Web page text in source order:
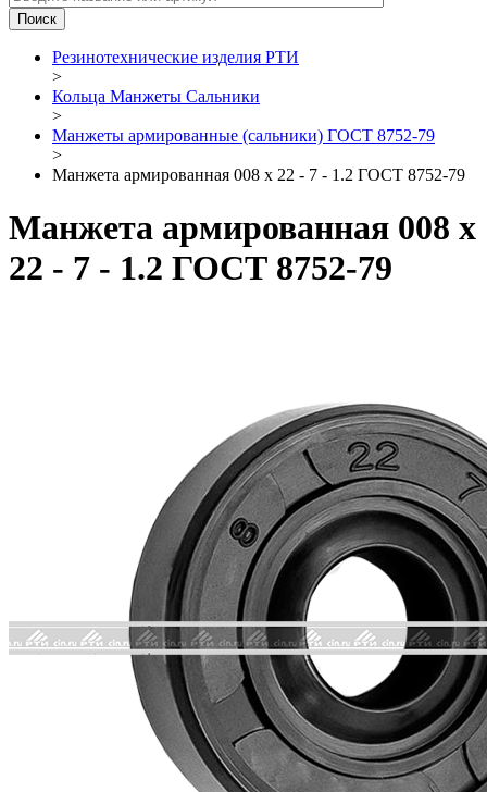
Резинотехнические изделия РТИ
>
Кольца Манжеты Сальники
>
Манжеты армированные (сальники) ГОСТ 8752-79
>
Манжета армированная 008 х 22 - 7 - 1.2 ГОСТ 8752-79
Манжета армированная 008 х
22 - 7 - 1.2 ГОСТ 8752-79